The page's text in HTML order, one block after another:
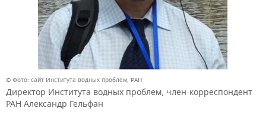
© Фото: сайт Института водных проблем, РАН
Директор Института водных проблем, член-корреспондент
РАН Александр Гельфан